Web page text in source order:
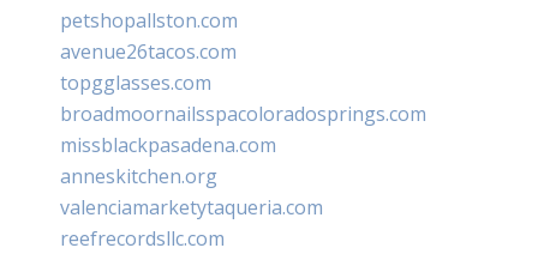
petshopallston.com
avenue26tacos.com
topgglasses.com
broadmoornailsspacoloradosprings.com
missblackpasadena.com
anneskitchen.org
valenciamarketytaqueria.com
reefrecordsllc.com